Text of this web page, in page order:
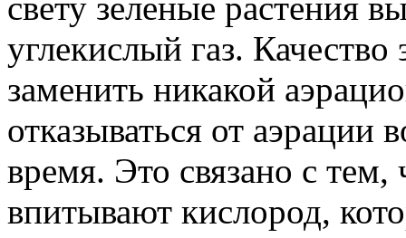
углекислый газ.
заменить никакой
отказываться от аэрации
время. Это связано с тем,
впитывают кислород,